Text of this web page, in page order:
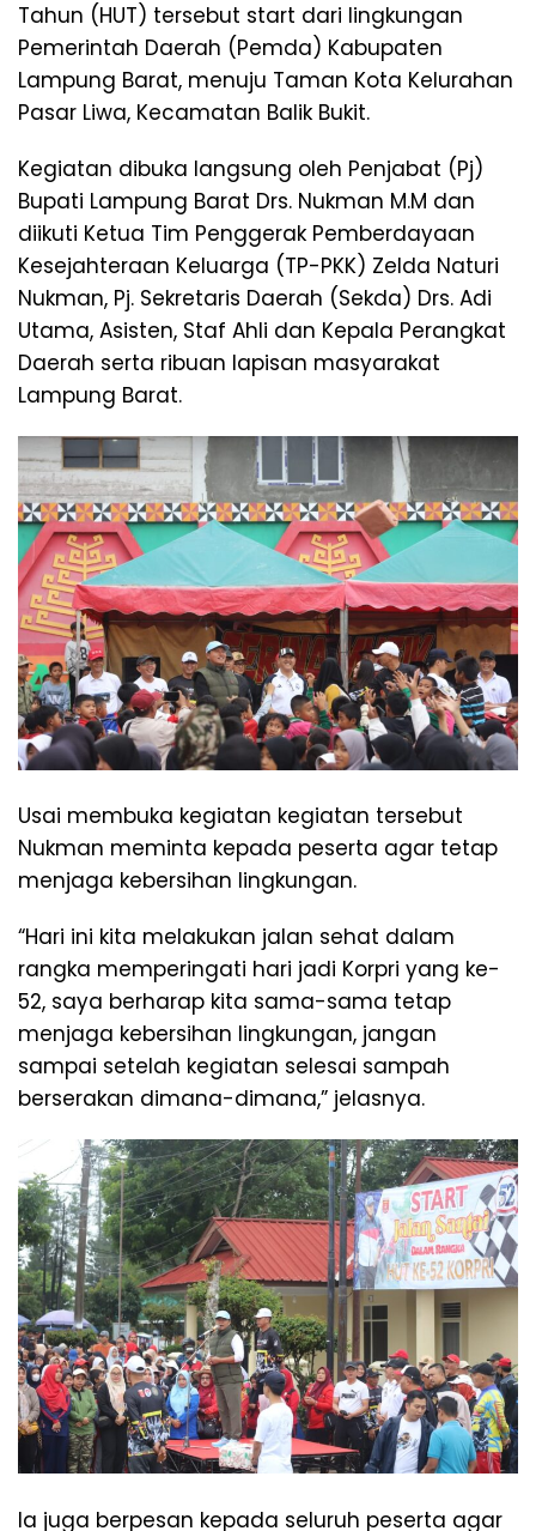
Tahun (HUT) tersebut start dari lingkungan
Pemerintah Daerah (Pemda) Kabupaten
Lampung Barat, menuju Taman Kota Kelurahan
Pasar Liwa, Kecamatan Balik Bukit.
Kegiatan dibuka langsung oleh Penjabat (Pj)
Bupati Lampung Barat Drs. Nukman M.M dan
diikuti Ketua Tim Penggerak Pemberdayaan
Kesejahteraan Keluarga (TP-PKK) Zelda Naturi
Nukman, Pj. Sekretaris Daerah (Sekda) Drs. Adi
Utama, Asisten, Staf Ahli dan Kepala Perangkat
Daerah serta ribuan lapisan masyarakat
Lampung Barat.
Usai membuka kegiatan kegiatan tersebut
Nukman meminta kepada peserta agar tetap
menjaga kebersihan lingkungan.
“Hari ini kita melakukan jalan sehat dalam
rangka memperingati hari jadi Korpri yang ke-
52, saya berharap kita sama-sama tetap
menjaga kebersihan lingkungan, jangan
sampai setelah kegiatan selesai sampah
berserakan dimana-dimana,” jelasnya.
Ia juga berpesan kepada seluruh peserta agar